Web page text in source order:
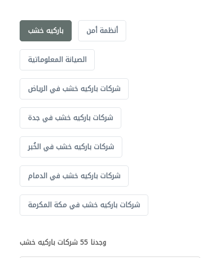
باركيه خشب أنظمة أمن
الصيانة المعلوماتية
شركات باركيه خشب في الرياض
شركات باركيه خشب في جدة
شركات باركيه خشب في الخُبر
شركات باركيه خشب في الدمام
شركات باركيه خشب في مكة المكرمة
وجدنا 55 شركات باركيه خشب